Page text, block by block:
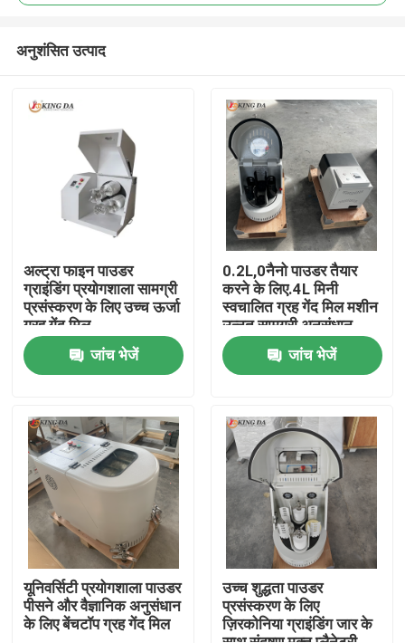
होम
उत्पाद
हमारे बारे में
अनुशंसित उत्पाद
अल्ट्रा फाइन पाउडर
ग्राइंडिंग प्रयोगशाला सामग्री
प्रसंस्करण के लिए उच्च ऊर्जा
ग्रह गेंद मिल
जांच भेजें
0.2L,0नैनो पाउडर तैयार
करने के लिए.4L मिनी
स्वचालित ग्रह गेंद मिल मशीन
उन्नत सामग्री अनुसंधान
जांच भेजें
यूनिवर्सिटी प्रयोगशाला पाउडर
पीसने और वैज्ञानिक अनुसंधान
के लिए बेंचटॉप ग्रह गेंद मिल
उच्च शुद्धता पाउडर
प्रसंस्करण के लिए
ज़िरकोनिया ग्राइंडिंग जार के